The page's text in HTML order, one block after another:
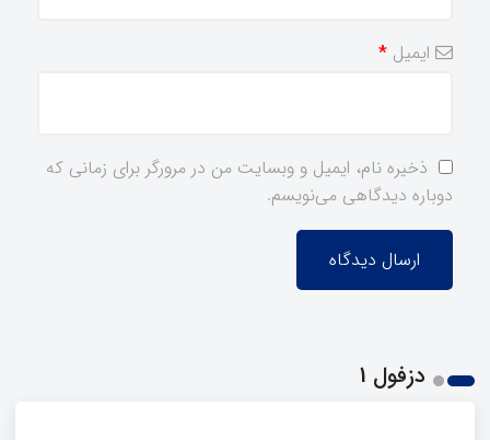
ایمیل *
ذخیره نام، ایمیل و وبسایت من در مرورگر برای زمانی که
دوباره دیدگاهی می‌نویسم.
دزفول 1